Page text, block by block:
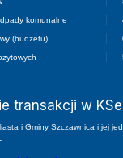
komunalne
(budżetu)
transakcji w
i Gminy Szczawnica i jej